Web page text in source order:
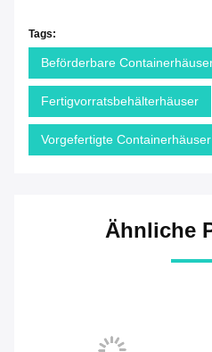
Tags:
Beförderbare
Fertigvorratsbehälterhäuser
Vorgefertigte Containerhäuser
Ähnliche